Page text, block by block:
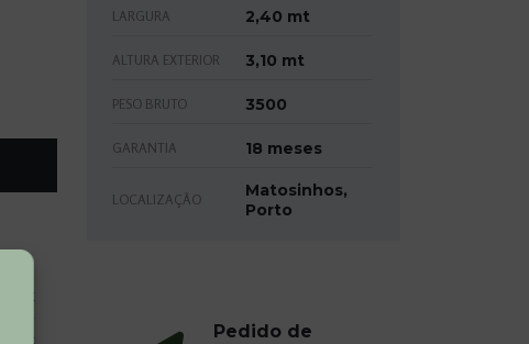
LARGURA 2,40 mt
ALTURA EXTERIOR 3,10 mt
PESO BRUTO 3500
GARANTIA 18 meses
LOCALIZAÇÃO
Matosinhos,
Porto
Pedido de